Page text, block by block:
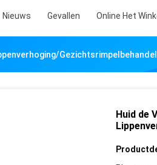
Nieuws Gevallen Online Het
Huid de